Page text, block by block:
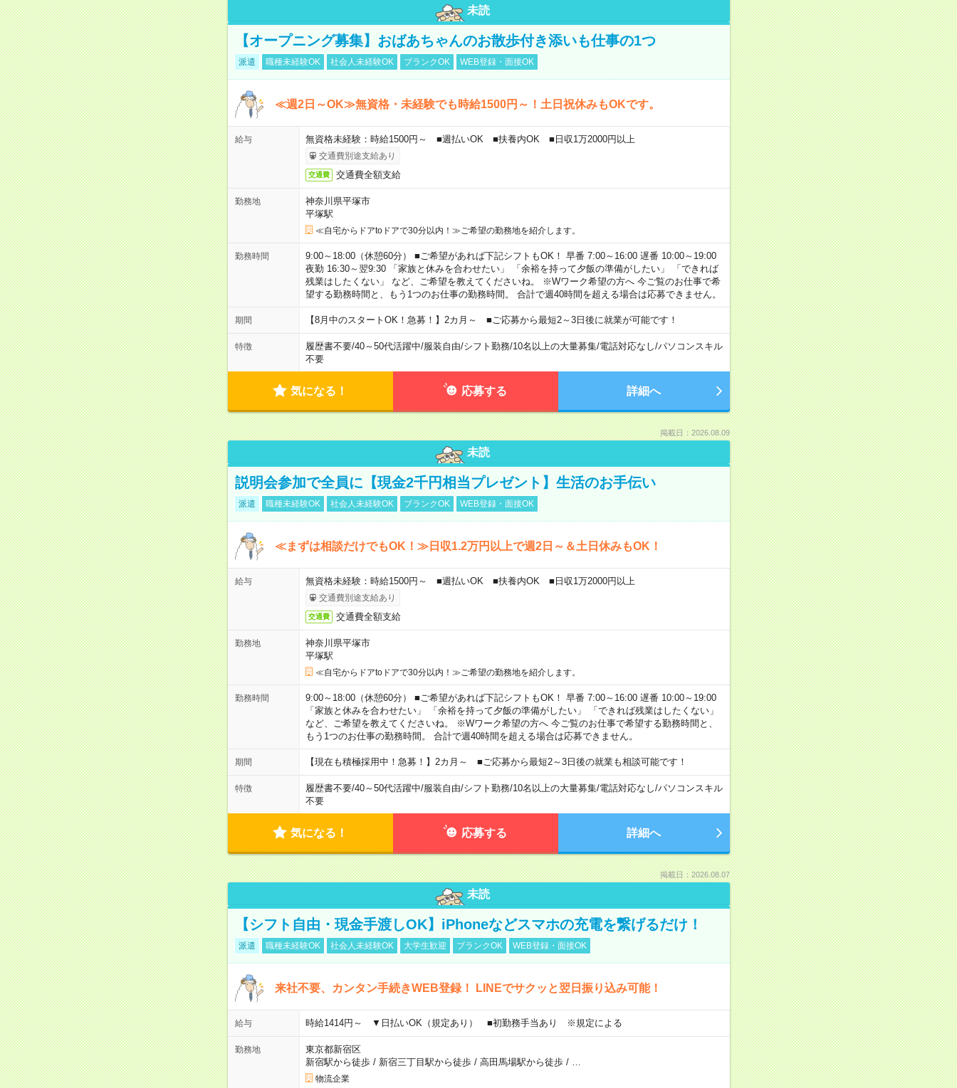
未読
【オープニング募集】おばあちゃんのお散歩付き添いも仕事の1つ
派遣 職種未経験OK 社会人未経験OK ブランクOK WEB登録・面接OK
≪週2日～OK≫無資格・未経験でも時給1500円～！土日祝休みもOKです。
給与 無資格未経験：時給1500円～ ■週払いOK ■扶養内OK ■日収1万2000円以上
交通費別途支給あり
交通費 交通費全額支給
勤務地
神奈川県平塚市
平塚駅
≪自宅からドアtoドアで30分以内！≫ご希望の勤務地を紹介します。
勤務時間
9:00～18:00（休憩60分） ■ご希望があれば下記シフトもOK！ 早番 7:00～16:00 遅番 10:00～19:00
夜勤 16:30～翌9:30 「家族と休みを合わせたい」 「余裕を持って夕飯の準備がしたい」 「できれば
残業はしたくない」 など、ご希望を教えてくださいね。 ※Wワーク希望の方へ 今ご覧のお仕事で希
望する勤務時間と、もう1つのお仕事の勤務時間。 合計で週40時間を超える場合は応募できません。
期間 【8月中のスタートOK！急募！】2カ月～ ■ご応募から最短2～3日後に就業が可能です！
特徴 履歴書不要/40～50代活躍中/服装自由/シフト勤務/10名以上の大量募集/電話対応なし/パソコンスキル
不要
気になる！ 応募する 詳細へ
掲載日：2026.08.09
未読
説明会参加で全員に【現金2千円相当プレゼント】生活のお手伝い
派遣 職種未経験OK 社会人未経験OK ブランクOK WEB登録・面接OK
≪まずは相談だけでもOK！≫日収1.2万円以上で週2日～＆土日休みもOK！
給与 無資格未経験：時給1500円～ ■週払いOK ■扶養内OK ■日収1万2000円以上
交通費別途支給あり
交通費 交通費全額支給
勤務地
神奈川県平塚市
平塚駅
≪自宅からドアtoドアで30分以内！≫ご希望の勤務地を紹介します。
勤務時間
9:00～18:00（休憩60分） ■ご希望があれば下記シフトもOK！ 早番 7:00～16:00 遅番 10:00～19:00
「家族と休みを合わせたい」 「余裕を持って夕飯の準備がしたい」 「できれば残業はしたくない」
など、ご希望を教えてくださいね。 ※Wワーク希望の方へ 今ご覧のお仕事で希望する勤務時間と、
もう1つのお仕事の勤務時間。 合計で週40時間を超える場合は応募できません。
期間 【現在も積極採用中！急募！】2カ月～ ■ご応募から最短2～3日後の就業も相談可能です！
特徴 履歴書不要/40～50代活躍中/服装自由/シフト勤務/10名以上の大量募集/電話対応なし/パソコンスキル
不要
気になる！ 応募する 詳細へ
掲載日：2026.08.07
未読
【シフト自由・現金手渡しOK】iPhoneなどスマホの充電を繋げるだけ！
派遣 職種未経験OK 社会人未経験OK 大学生歓迎 ブランクOK WEB登録・面接OK
来社不要、カンタン手続きWEB登録！ LINEでサクッと翌日振り込み可能！
給与 時給1414円～ ▼日払いOK（規定あり） ■初勤務手当あり ※規定による
勤務地
東京都新宿区
新宿駅から徒歩/ 新宿三丁目駅から徒歩/ 高田馬場駅から徒歩/
物流企業